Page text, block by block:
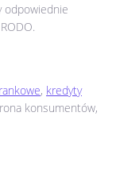
odpowiednie
, kredyty
konsumentów,